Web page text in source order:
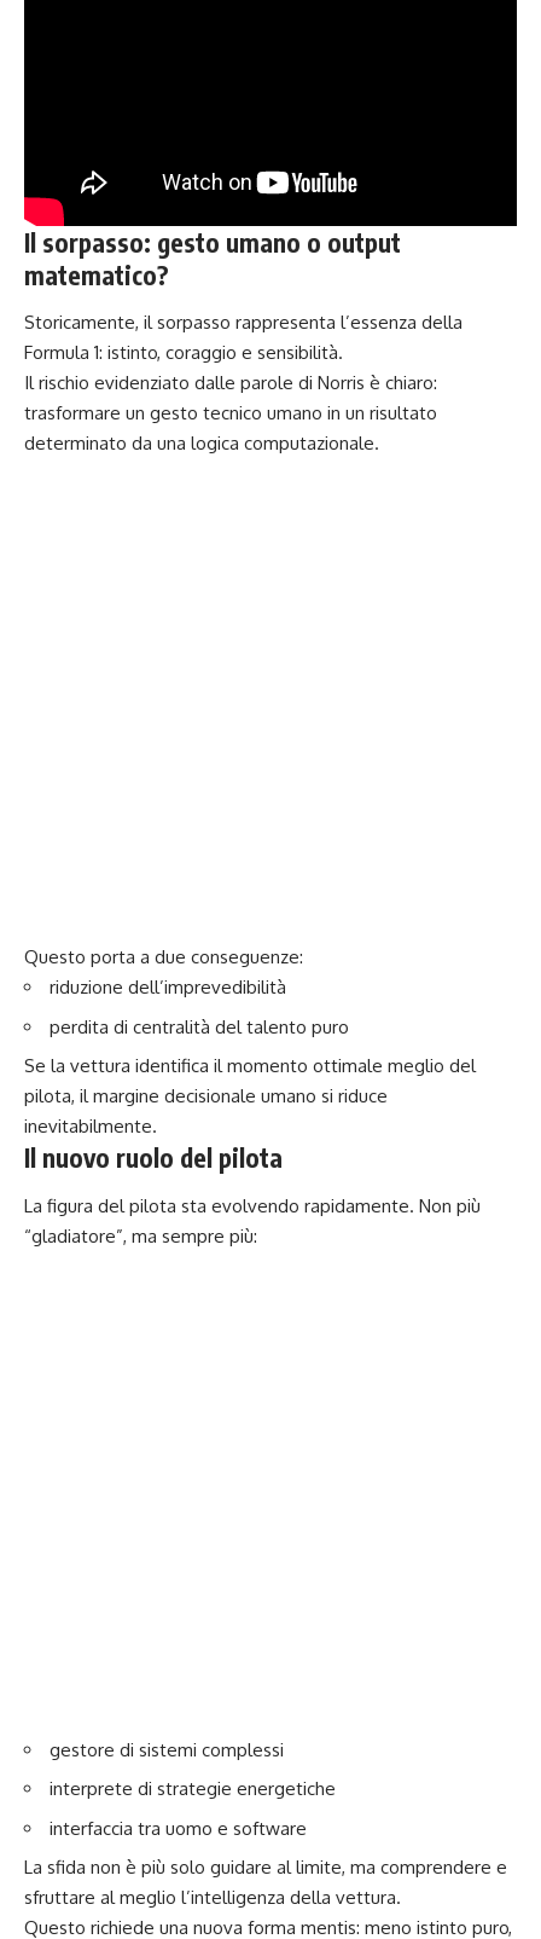
Il sorpasso: gesto umano o output
matematico?
Storicamente, il sorpasso rappresenta l’essenza della
Formula 1: istinto, coraggio e sensibilità.
Il rischio evidenziato dalle parole di Norris è chiaro:
trasformare un gesto tecnico umano in un risultato
determinato da una logica computazionale.
Questo porta a due conseguenze:
riduzione dell’imprevedibilità
perdita di centralità del talento puro
Se la vettura identifica il momento ottimale meglio del
pilota, il margine decisionale umano si riduce
inevitabilmente.
Il nuovo ruolo del pilota
La figura del pilota sta evolvendo rapidamente. Non più
“gladiatore”, ma sempre più:
gestore di sistemi complessi
interprete di strategie energetiche
interfaccia tra uomo e software
La sfida non è più solo guidare al limite, ma comprendere e
sfruttare al meglio l’intelligenza della vettura.
Questo richiede una nuova forma mentis: meno istinto puro,